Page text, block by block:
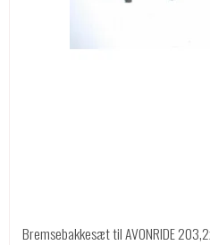
Bremsebakkesæt til AVONRIDE